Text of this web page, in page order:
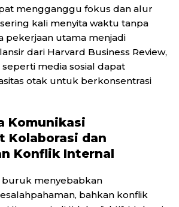
mengganggu fokus dan alur
kali menyita waktu tanpa
pekerjaan utama menjadi
dari Harvard Business Review,
media sosial dapat
otak untuk berkonsentrasi
Komunikasi
Kolaborasi dan
Konflik Internal
buruk menyebabkan
bahkan konflik